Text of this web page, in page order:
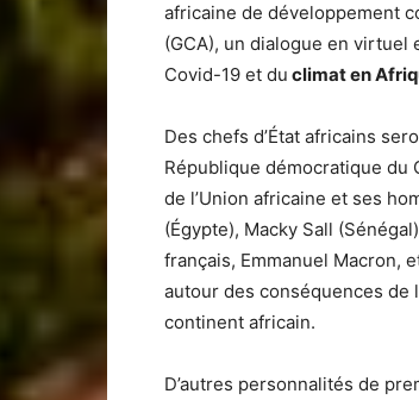
africaine de développement
(GCA), un dialogue en virtuel
Covid-19 et du climat en
Des chefs d’État africains
République démocratique du
de l’Union africaine et ses
(Égypte), Macky Sall
français, Emmanuel Macron,
autour des conséquences de
continent africain.
D’autres personnalités de